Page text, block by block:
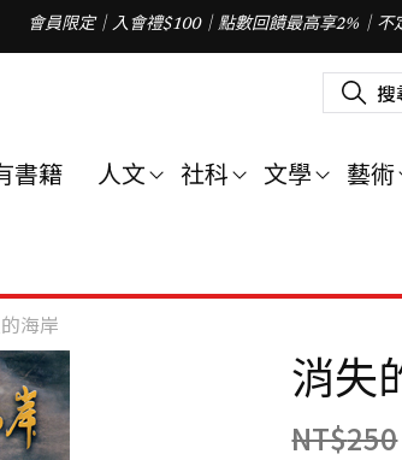
會員限定｜入會禮$100｜點數回饋最高享2%｜不
搜
尋
字
書籍 人文 社科 文學 藝術
海岸
消失
NT$250